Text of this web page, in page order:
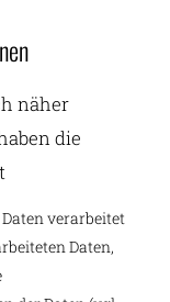
näher
die
verarbeitet
Daten,